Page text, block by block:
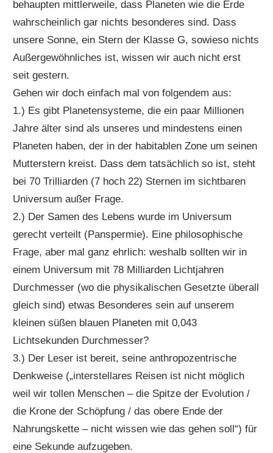
behaupten mittlerweile, dass Planeten wie die Erde
wahrscheinlich gar nichts besonderes sind. Dass
unsere Sonne, ein Stern der Klasse G, sowieso nichts
Außergewöhnliches ist, wissen wir auch nicht erst
seit gestern.
Gehen wir doch einfach mal von folgendem aus:
1.) Es gibt Planetensysteme, die ein paar Millionen
Jahre älter sind als unseres und mindestens einen
Planeten haben, der in der habitablen Zone um seinen
Mutterstern kreist. Dass dem tatsächlich so ist, steht
bei 70 Trilliarden (7 hoch 22) Sternen im sichtbaren
Universum außer Frage.
2.) Der Samen des Lebens wurde im Universum
gerecht verteilt (Panspermie). Eine philosophische
Frage, aber mal ganz ehrlich: weshalb sollten wir in
einem Universum mit 78 Milliarden Lichtjahren
Durchmesser (wo die physikalischen Gesetzte überall
gleich sind) etwas Besonderes sein auf unserem
kleinen süßen blauen Planeten mit 0,043
Lichtsekunden Durchmesser?
3.) Der Leser ist bereit, seine anthropozentrische
Denkweise („interstellares Reisen ist nicht möglich
weil wir tollen Menschen – die Spitze der Evolution /
die Krone der Schöpfung / das obere Ende der
Nahrungskette – nicht wissen wie das gehen soll“) für
eine Sekunde aufzugeben.